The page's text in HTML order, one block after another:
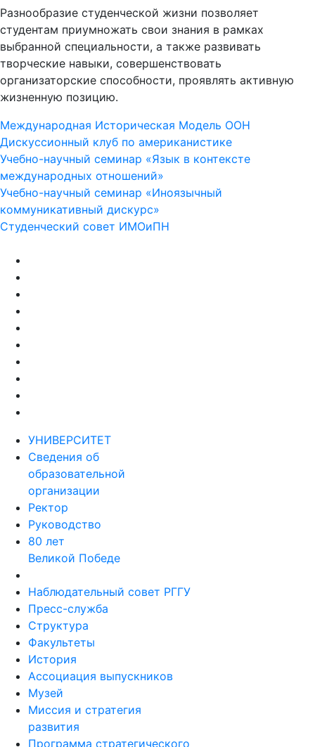
Разнообразие студенческой жизни позволяет
студентам приумножать свои знания в рамках
выбранной специальности, а также развивать
творческие навыки, совершенствовать
организаторские способности, проявлять активную
жизненную позицию.
Международная Историческая Модель ООН
Дискуссионный клуб по американистике
Учебно-научный семинар «Язык в контексте
международных отношений»
Учебно-научный семинар «Иноязычный
коммуникативный дискурс»
Студенческий совет ИМОиПН
УНИВЕРСИТЕТ
Сведения об
образовательной
организации
Ректор
Руководство
80 лет
Великой Победе
Наблюдательный совет РГГУ
Пресс-служба
Структура
Факультеты
История
Ассоциация выпускников
Музей
Миссия и стратегия
развития
Программа стратегического